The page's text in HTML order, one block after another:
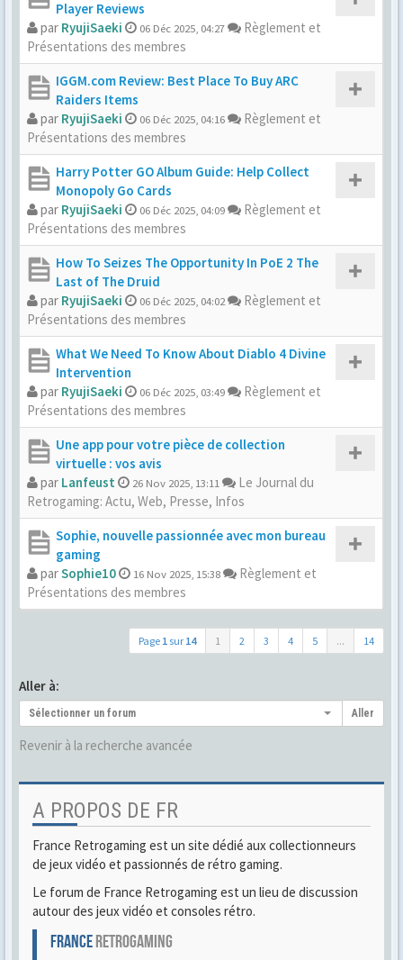
Player Reviews
par RyujiSaeki 06 Déc 2025, 04:27
Règlement et
Présentations des membres
IGGM.com Review: Best Place To Buy ARC
Raiders Items
par RyujiSaeki 06 Déc 2025, 04:16
Règlement et
Présentations des membres
Harry Potter GO Album Guide: Help Collect
Monopoly Go Cards
par RyujiSaeki 06 Déc 2025, 04:09
Règlement et
Présentations des membres
How To Seizes The Opportunity In PoE 2 The
Last of The Druid
par RyujiSaeki 06 Déc 2025, 04:02
Règlement et
Présentations des membres
What We Need To Know About Diablo 4 Divine
Intervention
par RyujiSaeki 06 Déc 2025, 03:49
Règlement et
Présentations des membres
Une app pour votre pièce de collection
virtuelle : vos avis
par Lanfeust 26 Nov 2025, 13:11
Le Journal du
Retrogaming: Actu, Web, Presse, Infos
Sophie, nouvelle passionnée avec mon bureau
gaming
parSophie10 16 Nov 2025, 15:38
Règlement et
Présentations des membres
Page 1 sur 14 1 2 3 4 5 ... 14
Aller à:
Sélectionner un forum Aller
Revenir à la recherche avancée
A PROPOS DE FR
France Retrogaming est un site dédié aux collectionneurs
de jeux vidéo et passionnés de rétro gaming.
Le forum de France Retrogaming est un lieu de discussion
autour des jeux vidéo et consoles rétro.
FRANCERETROGAMING